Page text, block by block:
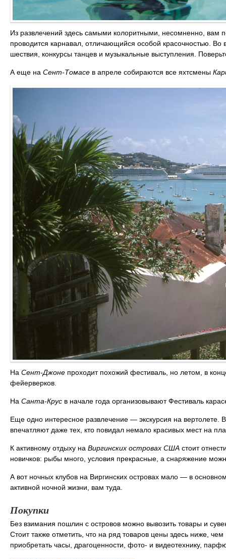
Из развлечений здесь самыми колоритными, несомненно, вам
проводится карнавал, отличающийся особой красочностью.
шествия, конкурсы танцев и музыкальные выступления.
А еще на Сент-Томасе в апреле собираются все яхтсмены
На Сент-Джоне проходит похожий фестиваль, но летом, в
фейерверков.
На Санта-Крус в начале года организовывают Фестиваль
Еще одно интересное развлечение — экскурсия на вертолете.
впечатляют даже тех, кто повидал немало красивых мест на
К активному отдыху на Виргинских островах США стоит
новичков: рыбы много, условия прекрасные, а снаряжение
А вот ночных клубов на Виргинских островах мало ― в
активной ночной жизни, вам туда.
Покупки
Без взимания пошлин с островов можно вывозить товары и
Стоит также отметить, что на ряд товаров цены здесь ниже,
приобретать часы, драгоценности, фото- и видеотехнику,